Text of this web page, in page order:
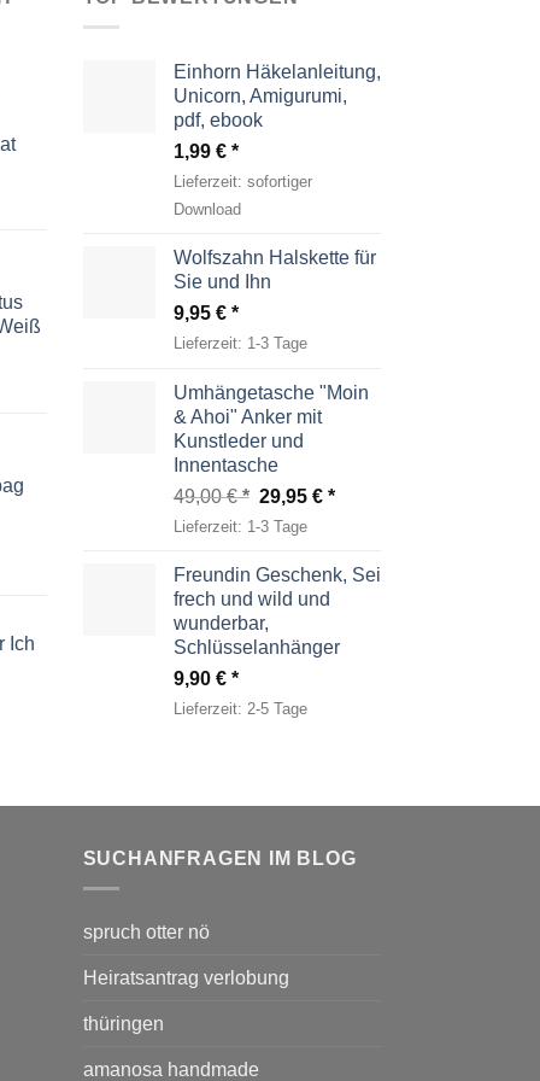
Ich
Einhorn Häkelanleitung,
Unicorn, Amigurumi,
pdf, ebook
1,99 €
Lieferzeit: sofortiger
Download
Wolfszahn Halskette für
Sie und Ihn
9,95 €
Lieferzeit: 1-3 Tage
Umhängetasche "Moin
& Ahoi" Anker mit
Kunstleder und
Innentasche
49,00€
Ursprünglicher
Preis
49,00 €
29,95€ Aktueller
29,95 €.
Lieferzeit: 1-3 Tage
Freundin Geschenk, Sei
frech und wild und
wunderbar,
Schlüsselanhänger
9,90 €
Lieferzeit: 2-5 Tage
SUCHANFRAGEN IM BLOG
spruch otter nö
Heiratsantrag verlobung
thüringen
amanosa handmade